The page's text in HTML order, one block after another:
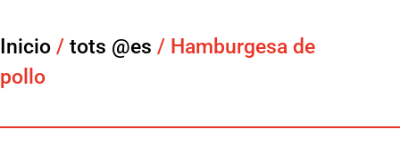
Inicio / tots @es / Hamburgesa de
pollo